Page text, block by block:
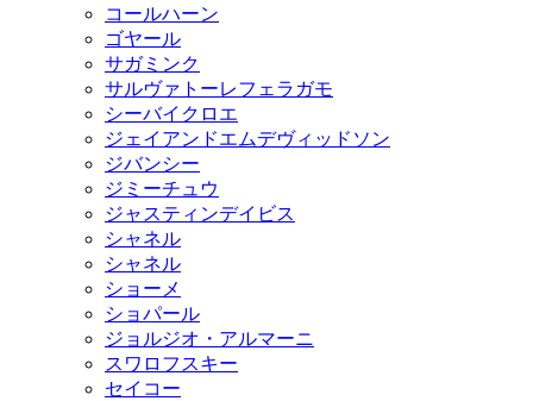
コールハーン
ゴヤール
サガミンク
サルヴァトーレフェラガモ
シーバイクロエ
ジェイアンドエムデヴィッドソン
ジバンシー
ジミーチュウ
ジャスティンデイビス
シャネル
シャネル
ショーメ
ショパール
ジョルジオ・アルマーニ
スワロフスキー
セイコー